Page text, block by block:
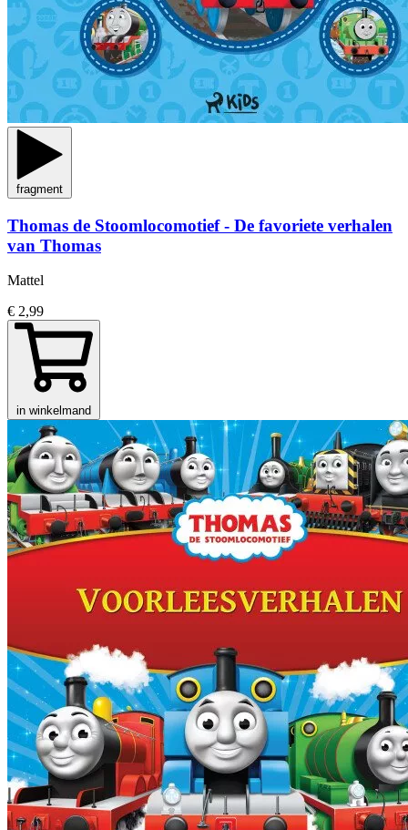
fragment
Thomas de Stoomlocomotief - De favoriete verhalen
van Thomas
Mattel
€ 2,99
in winkelmand